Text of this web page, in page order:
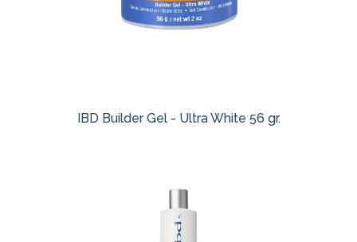
IBD Builder Gel - Ultra White 56 gr.